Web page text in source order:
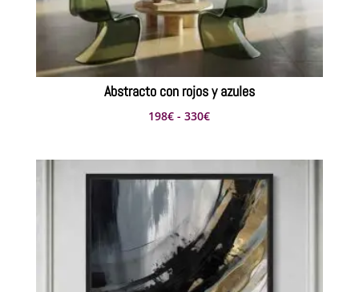
Abstracto con rojos y azules
198€ - 330€Rango
precios:
desde
198€
hasta
330€